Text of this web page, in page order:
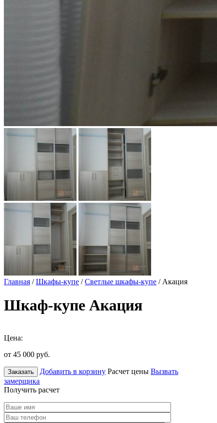
Главная /Шкафы-купе /Светлые шкафы-купе / Акация
Шкаф-купе Акация
Цена:
от 45 000 руб.
Заказать Добавить в корзину Расчет цены Вызвать
замерщика
Получить расчет